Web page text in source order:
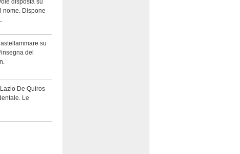
disposta su
nome. Dispone
su
del
De Quiros
Le